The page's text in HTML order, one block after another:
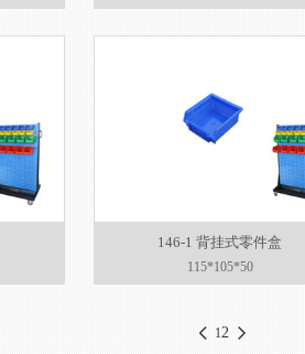
146-1 背挂式零件盒
115*105*50
12